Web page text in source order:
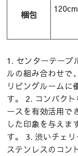
梱包
1. センターテーブ
ルの組み合わせで
リビングルームに
す。 2. コンパク
ースを有効活用で
した印象を与えま
す。 3. 渋いチェ
ステンレスのコン